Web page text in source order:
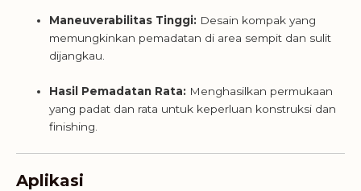
Maneuverabilitas Tinggi: Desain kompak yang
memungkinkan pemadatan di area sempit dan sulit
dijangkau.
Hasil Pemadatan Rata: Menghasilkan permukaan
yang padat dan rata untuk keperluan konstruksi dan
finishing.
Aplikasi